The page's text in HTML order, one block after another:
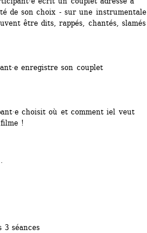
de son choix - sur une instrumentale
être dits, rappés, chantés, slamés
enregistre son couplet
choisit où et comment iel veut
!
3 séances